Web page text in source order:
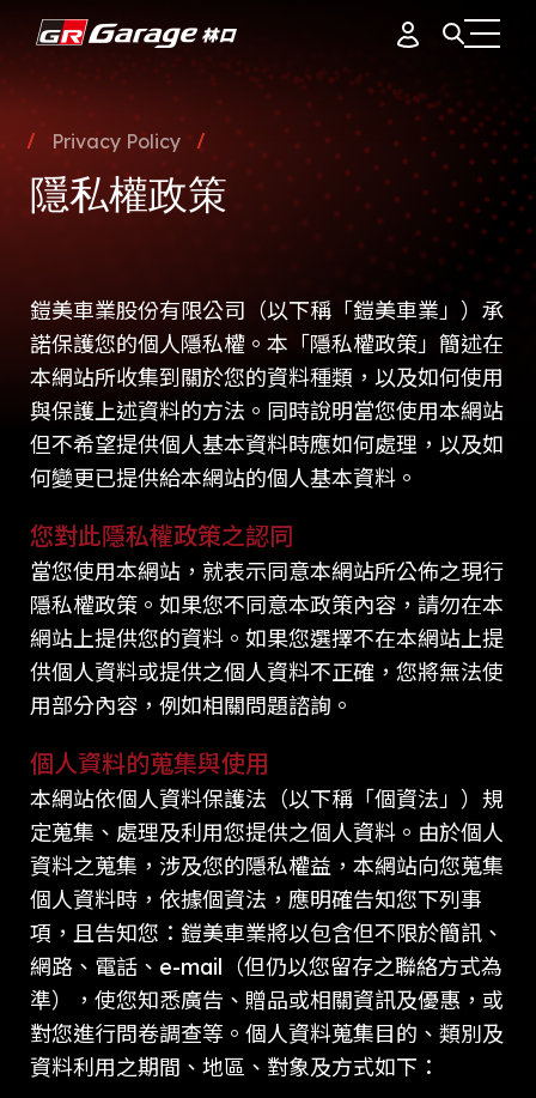
據點簡介
品牌故事
專業團隊
會員制度
活動花絮
最新消息
會員資料
訂單紀錄
通知中心
登出
Privacy Policy
隱私權政策
鎧美車業股份有限公司（以下稱「鎧美車業」）承
諾保護您的個人隱私權。本「隱私權政策」簡述在
本網站所收集到關於您的資料種類，以及如何使用
與保護上述資料的方法。同時說明當您使用本網站
但不希望提供個人基本資料時應如何處理，以及如
何變更已提供給本網站的個人基本資料。
您對此隱私權政策之認同
當您使用本網站，就表示同意本網站所公佈之現行
隱私權政策。如果您不同意本政策內容，請勿在本
網站上提供您的資料。如果您選擇不在本網站上提
供個人資料或提供之個人資料不正確，您將無法使
用部分內容，例如相關問題諮詢。
個人資料的蒐集與使用
本網站依個人資料保護法（以下稱「個資法」）規
定蒐集、處理及利用您提供之個人資料。由於個人
資料之蒐集，涉及您的隱私權益，本網站向您蒐集
個人資料時，依據個資法，應明確告知您下列事
項，且告知您：鎧美車業將以包含但不限於簡訊、
網路、電話、e-mail（但仍以您留存之聯絡方式為
準），使您知悉廣告、贈品或相關資訊及優惠，或
對您進行問卷調查等。個人資料蒐集目的、類別及
資料利用之期間、地區、對象及方式如下：